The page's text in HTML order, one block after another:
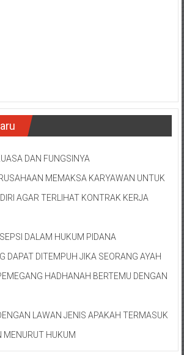
DAN FUNGSINYA
MEMAKSA KARYAWAN UNTUK
AGAR TERLIHAT KONTRAK KERJA
DALAM HUKUM PIDANA
DAPAT DITEMPUH JIKA SEORANG AYAH
HADHANAH BERTEMU DENGAN
LAWAN JENIS APAKAH TERMASUK
MENURUT HUKUM